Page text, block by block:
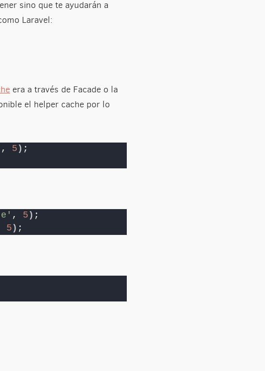
sino que te ayudarán a
Laravel:
era a través de Facade o la
el helper cache por lo
, 5 ) ;
, 5 ) ;
5 ) ;